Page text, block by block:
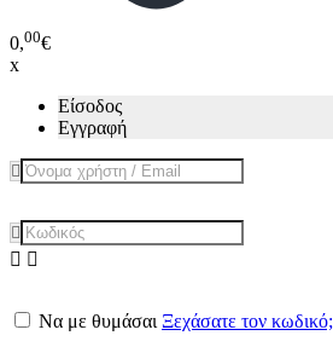
0,00€
x
Είσοδος
Εγγραφή
Να με θυμάσαι Ξεχάσατε τον κωδικό;